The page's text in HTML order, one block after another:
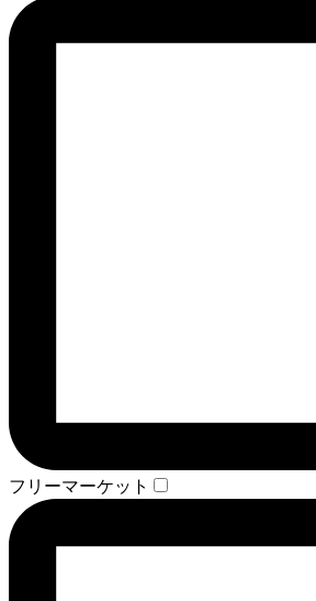
フリーマーケット